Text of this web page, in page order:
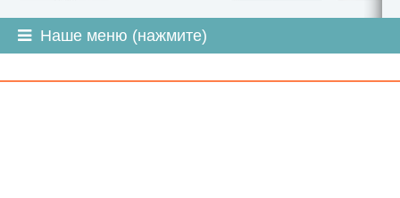
Наше меню (нажмите)